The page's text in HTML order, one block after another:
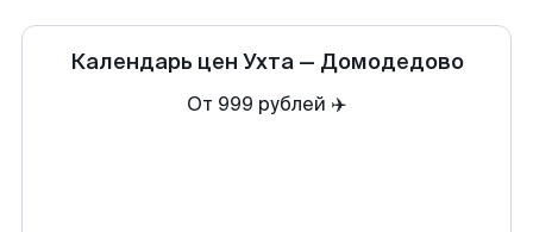
Календарь цен Ухта— Домодедово
От 999 рублей ✈️